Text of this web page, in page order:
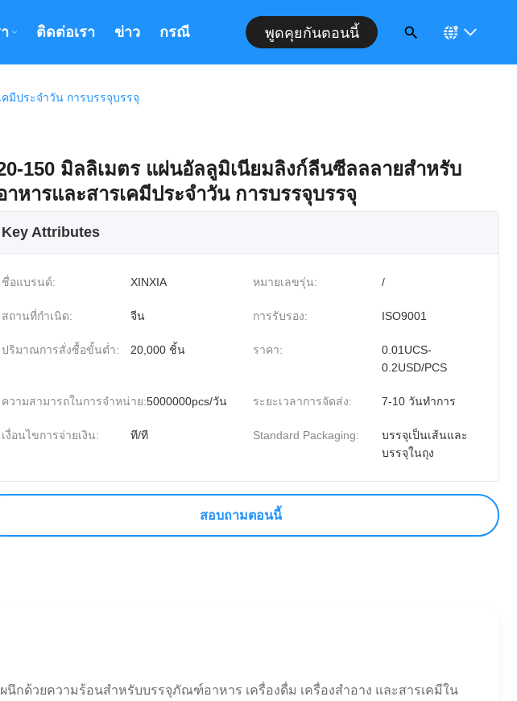
ติดต่อเรา ข่าว กรณี พูดคุยกันตอนนี้
มีประจําวัน การบรรจุบรรจุ
150 มิลลิเมตร แผ่นอัลลูมิเนียมลิงก์ลีนซีลลลายสําหรับ
าหารและสารเคมีประจําวัน การบรรจุบรรจุ
Key Attributes
ชื่อแบรนด์: XINXIA หมายเลขรุ่น: /
สถานที่กำเนิด: จีน การรับรอง: ISO9001
ปริมาณการสั่งซื้อขั้นต่ำ: 20,000 ชิ้น ราคา:
0.01UCS-
0.2USD/PCS
ความสามารถในการจําหน่าย:5000000pcs/วัน ระยะเวลาการจัดส่ง: 7-10 วันทำการ
เงื่อนไขการจ่ายเงิน: ที/ที Standard Packaging:
บรรจุเป็นเส้นและ
บรรจุในถุง
สอบถามตอนนี้
ด้วยความร้อนสำหรับบรรจุภัณฑ์อาหาร เครื่องดื่ม เครื่องสำอาง และสารเคมีใน